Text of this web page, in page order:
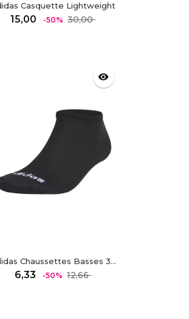
Casquette Lightweight
15,00
Regulärer
-50% 30,00Preis
visibility
Chaussettes Basses 3...
6,33
Regulärer
-50% 12,66Preis